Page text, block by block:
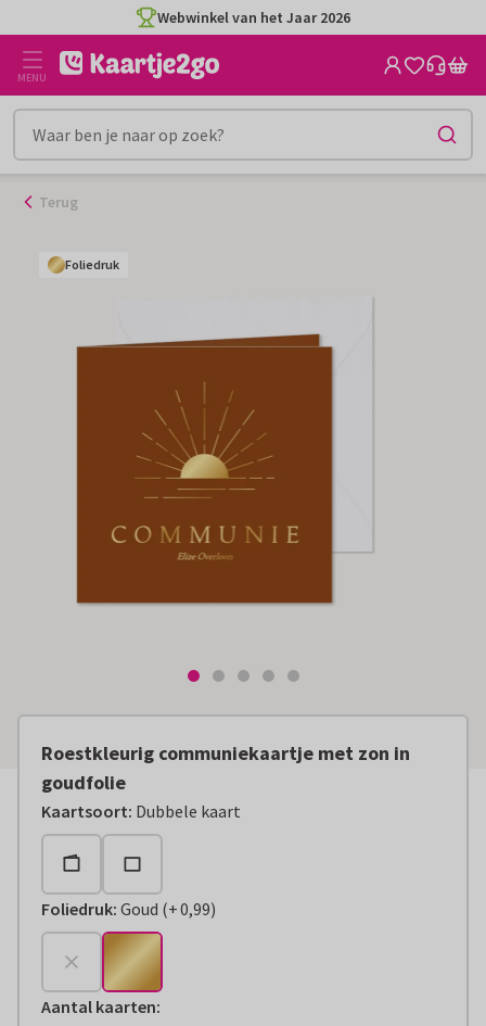
naar
inhoud
Webwinkel van het Jaar 2026
MENU
Terug
Foliedruk
Foliedruk
Foliedruk
Foliedruk
Foliedruk
Roestkleurig communiekaartje met zon in
goudfolie
Kaartsoort: Dubbele kaart
Foliedruk: Goud (
+€ 0,99
+0,99)
Aantal kaarten: